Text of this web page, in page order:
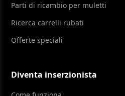
Parti di ricambio per muletti
Ricerca carrelli rubati
Offerte speciali
Diventa inserzionista